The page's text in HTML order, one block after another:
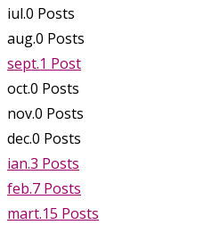
iul.0 Posts
aug.0 Posts
sept.1 Post
oct.0 Posts
nov.0 Posts
dec.0 Posts
ian.3 Posts
feb.7 Posts
mart.15 Posts